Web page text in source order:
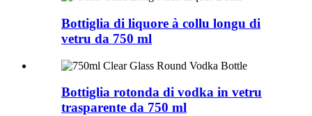
Bottiglia di liquore à collu longu di
vetru da 750 ml
Bottiglia rotonda di vodka in vetru
trasparente da 750 ml